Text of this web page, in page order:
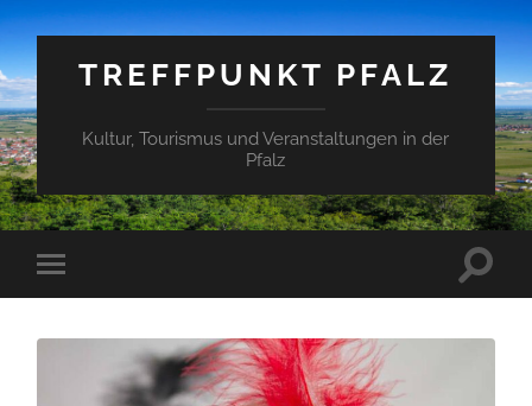
TREFFPUNKT PFALZ
Kultur, Tourismus und Veranstaltungen in der
Pfalz
Mobile-
Menü